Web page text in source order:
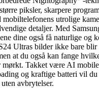
piksler, skarpere
utrolige
detaljer. Med
dine også få naturlige og
Ultras bilder ikke bare blir
at du også kan fange
mørkt. Takket være AI
og kraftige batteri vil
avbrytelser.